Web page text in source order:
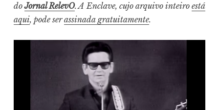
doJornal RelevO. A Enclave, cujo arquivo inteiro está
aqui, pode serassinada gratuitamente.